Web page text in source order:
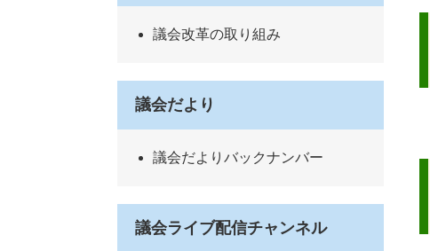
議会改革の取り組み
議会だより
議会だよりバックナンバー
議会ライブ配信チャンネル